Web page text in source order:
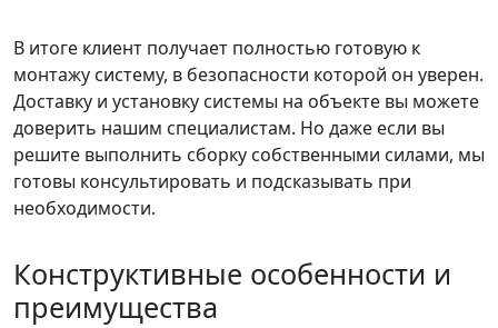
В итоге клиент получает полностью готовую к
монтажу систему, в безопасности которой он уверен.
Доставку и установку системы на объекте вы можете
доверить нашим специалистам. Но даже если вы
решите выполнить сборку собственными силами, мы
готовы консультировать и подсказывать при
необходимости.
Конструктивные особенности и
преимущества